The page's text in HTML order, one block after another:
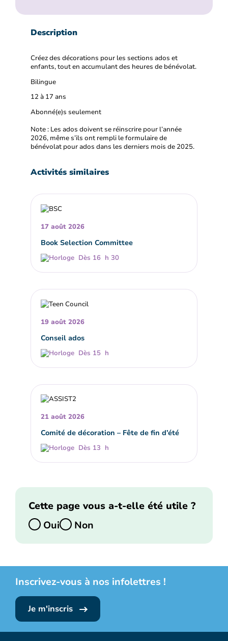
Description
Créez des décorations pour les sections ados et
enfants, tout en accumulant des heures de bénévolat.
Bilingue
12 à 17 ans
Abonné(e)s seulement
Note : Les ados doivent se réinscrire pour l’année
2026, même s’ils ont rempli le formulaire de
bénévolat pour ados dans les derniers mois de 2025.
Activités similaires
17 août 2026
Book Selection Committee
Dès 16 h 30
19 août 2026
Conseil ados
Dès 15 h
21 août 2026
Comité de décoration – Fête de fin d’été
Dès 13 h
Cette page vous a-t-elle été utile ?
Oui
Non
Inscrivez-vous à nos infolettres !
Je m'inscris